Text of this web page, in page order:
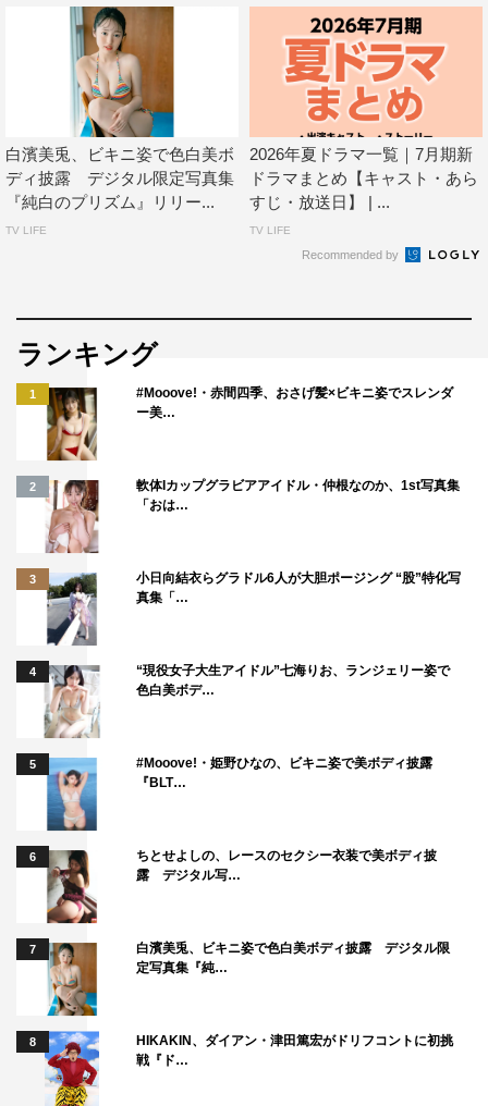
白濱美兎、ビキニ姿で色白美ボ
ディ披露 デジタル限定写真集
『純白のプリズム』リリー...
TV LIFE
2026年夏ドラマ一覧｜7月期新
ドラマまとめ【キャスト・あら
すじ・放送日】 | ...
TV LIFE
Recommended by
ランキング
1
#Mooove!・赤間四季、おさげ髪×ビキニ姿でスレンダ
ー美…
2
軟体Iカップグラビアアイドル・仲根なのか、1st写真集
「おは…
3
小日向結衣らグラドル6人が大胆ポージング “股”特化写
真集「…
4
“現役女子大生アイドル”七海りお、ランジェリー姿で
色白美ボデ…
5
#Mooove!・姫野ひなの、ビキニ姿で美ボディ披露
『BLT…
6
ちとせよしの、レースのセクシー衣装で美ボディ披
露 デジタル写…
7
白濱美兎、ビキニ姿で色白美ボディ披露 デジタル限
定写真集『純…
8
HIKAKIN、ダイアン・津田篤宏がドリフコントに初挑
戦『ド…